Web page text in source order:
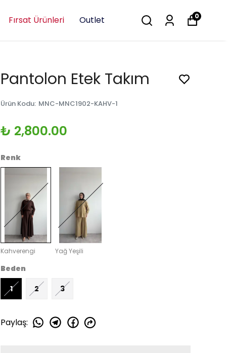
Fırsat Ürünleri Outlet 0
Pantolon Etek Takım
Ürün Kodu: MNC-MNC1902-KAHV-1
₺ 2,800.00
Renk
Kahverengi Yağ Yeşili
Beden
1
2 3
Paylaş: